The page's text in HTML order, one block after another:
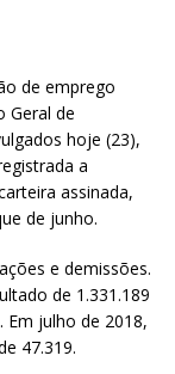
de emprego
Geral de
hoje (23),
a
assinada,
de junho.
e demissões.
de 1.331.189
Em julho de 2018,
47.319.